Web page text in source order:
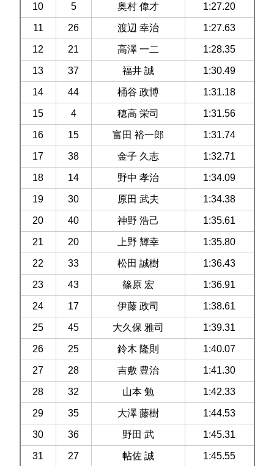
10 5 奥村 偉才 1:27.20
11 26 渡辺 幸治 1:27.63
12 21 高澤 一二 1:28.35
13 37 福井 誠 1:30.49
14 44 桶谷 政博 1:31.18
15 4 穂高 栄司 1:31.56
16 15 富田 裕一郎 1:31.74
17 38 金子 久志 1:32.71
18 14 野中 孝治 1:34.09
19 30 原田 武夫 1:34.38
20 40 神野 浩己 1:35.61
21 20 上野 輝幸 1:35.80
22 33 松田 誠樹 1:36.43
23 43 篠原 宏 1:36.91
24 17 伊藤 政司 1:38.61
25 45 大久保 雅司 1:39.31
26 25 鈴木 隆則 1:40.07
27 28 吉敷 豊治 1:41.30
28 32 山本 勉 1:42.33
29 35 大澤 藤樹 1:44.53
30 36 野田 武 1:45.31
31 27 帖佐 誠 1:45.55